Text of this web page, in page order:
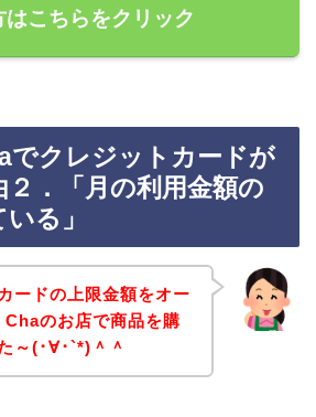
はこちらをクリック
でクレジットカードが
．「月の利用金額の
る」
ードの上限金額をオー
のお店で商品を購
～(･∀･`*)＾＾